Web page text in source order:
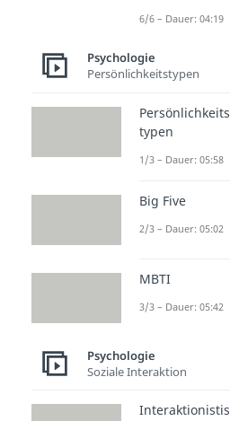
6/6 – Dauer: 04:19
Psychologie
Persönlichkeitstypen
Persönlichkeits
typen
1/3 – Dauer: 05:58
Big Five
2/3 – Dauer: 05:02
MBTI
3/3 – Dauer: 05:42
Psychologie
Soziale Interaktion
Interaktionistis